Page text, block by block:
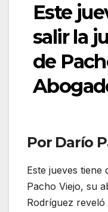
Este
salir la
de
Por Darío
Este jueves tiene
Pacho Viejo, su
Rodríguez